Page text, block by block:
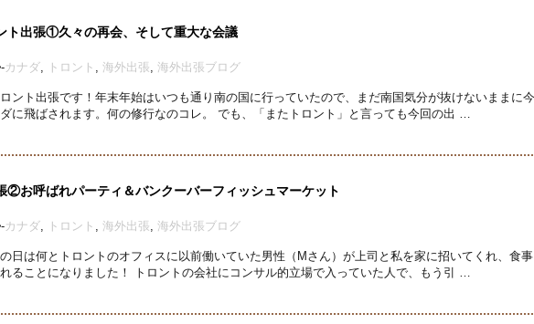
ト出張①久々の再会、そして重大な会議
-カナダ トロント 海外出張 海外出張ブログ
ント出張です！年末年始はいつも通り南の国に行っていたので、まだ南国気分が抜けないままに今
に飛ばされます。何の修行なのコレ。 でも、「またトロント」と言っても今回の出 …
②お呼ばれパーティ＆バンクーバーフィッシュマーケット
-カナダ トロント 海外出張 海外出張ブログ
日は何とトロントのオフィスに以前働いていた男性（Mさん）が上司と私を家に招いてくれ、食事
ることになりました！ トロントの会社にコンサル的立場で入っていた人で、もう引 …